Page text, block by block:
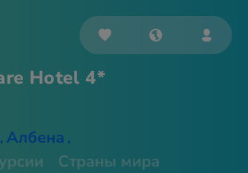
Hotel 4*
, Албена ,
Страны мира